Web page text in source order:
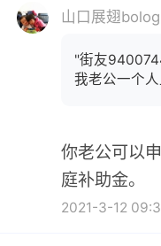
山口展翅
"街友
我老公一个
你老公可以
庭补助金。
2021-3-12